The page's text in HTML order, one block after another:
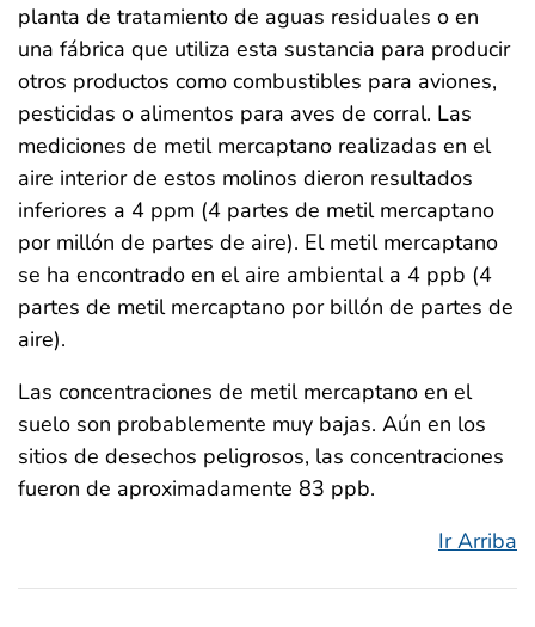
planta de tratamiento de aguas residuales o en
una fábrica que utiliza esta sustancia para producir
otros productos como combustibles para aviones,
pesticidas o alimentos para aves de corral. Las
mediciones de metil mercaptano realizadas en el
aire interior de estos molinos dieron resultados
inferiores a 4 ppm (4 partes de metil mercaptano
por millón de partes de aire). El metil mercaptano
se ha encontrado en el aire ambiental a 4 ppb (4
partes de metil mercaptano por billón de partes de
aire).
Las concentraciones de metil mercaptano en el
suelo son probablemente muy bajas. Aún en los
sitios de desechos peligrosos, las concentraciones
fueron de aproximadamente 83 ppb.
Ir Arriba